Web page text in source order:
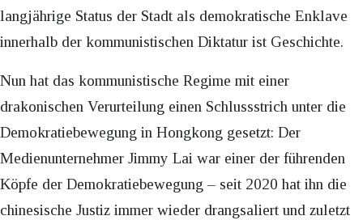
langjährige Status der Stadt als demokratische Enklave
innerhalb der kommunistischen Diktatur ist Geschichte.
Nun hat das kommunistische Regime mit einer
drakonischen Verurteilung einen Schlussstrich unter die
Demokratiebewegung in Hongkong gesetzt: Der
Medienunternehmer Jimmy Lai war einer der führenden
Köpfe der Demokratiebewegung – seit 2020 hat ihn die
chinesische Justiz immer wieder drangsaliert und zuletzt